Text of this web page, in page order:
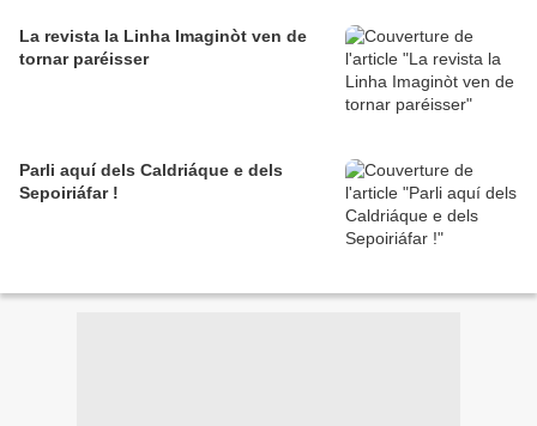
La revista la Linha Imaginòt ven de
tornar paréisser
Parli aquí dels Caldriáque e dels
Sepoiriáfar !